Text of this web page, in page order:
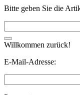
Bitte geben Sie die
Willkommen zurück!
E-Mail-Adresse: